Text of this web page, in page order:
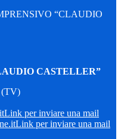
“CLAUDIO
CASTELLER”
(TV)
Link per inviare una mail
Link per inviare una mail